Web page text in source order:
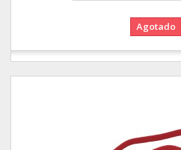
Agotado